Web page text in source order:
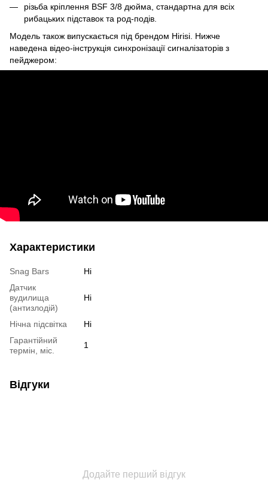
різьба кріплення BSF 3/8 дюйма, стандартна для всіх
рибацьких підставок та род-подів.
Модель також випускається під брендом Hirisi. Нижче
наведена відео-інструкція синхронізації сигналізаторів з
пейджером:
Характеристики
Snag Bars
Ні
Датчик
вудилища
(антизлодій)
Ні
Нічна підсвітка
Ні
Гарантійний
термін, міс.
1
Відгуки
Додайте перший відгук